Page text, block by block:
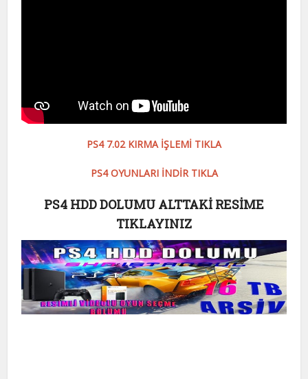
PS4 7.02 KIRMA İŞLEMİ TIKLA
PS4 OYUNLARI İNDİR TIKLA
PS4 HDD DOLUMU ALTTAKİ RESİME
TIKLAYINIZ